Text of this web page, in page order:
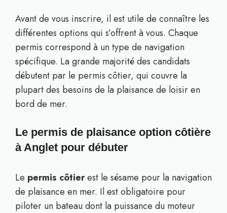
Avant de vous inscrire, il est utile de connaître les
différentes options qui s’offrent à vous. Chaque
permis correspond à un type de navigation
spécifique. La grande majorité des candidats
débutent par le permis côtier, qui couvre la
plupart des besoins de la plaisance de loisir en
bord de mer.
Le permis de plaisance option côtière
à Anglet pour débuter
Le permis côtierest le sésame pour la navigation
de plaisance en mer. Il est obligatoire pour
piloter un bateau dont la puissance du moteur